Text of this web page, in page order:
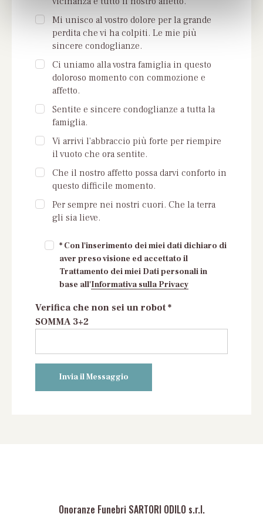
Mi unisco al vostro dolore per la grande
perdita che vi ha colpiti. Le mie più
sincere condoglianze.
Ci uniamo alla vostra famiglia in questo
doloroso momento con commozione e
affetto.
Sentite e sincere condoglianze a tutta la
famiglia.
Vi arrivi l'abbraccio più forte per riempire
il vuoto che ora sentite.
Che il nostro affetto possa darvi conforto in
questo difficile momento.
Per sempre nei nostri cuori. Che la terra
gli sia lieve.
* Con l'inserimento dei miei dati dichiaro di
aver preso visione ed accettato il
Trattamento dei miei Dati personali in
base all'Informativa sulla Privacy
Verifica che non sei un robot *
SOMMA 3+2
Onoranze Funebri SARTORI ODILO s.r.l.